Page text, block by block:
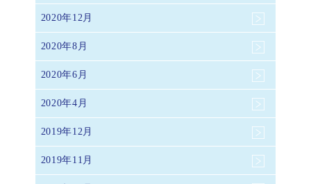
2020年12月
2020年8月
2020年6月
2020年4月
2019年12月
2019年11月